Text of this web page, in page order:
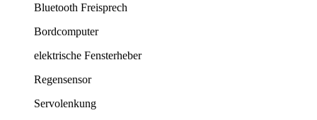
Bluetooth Freisprech
Bordcomputer
elektrische Fensterheber
Regensensor
Servolenkung